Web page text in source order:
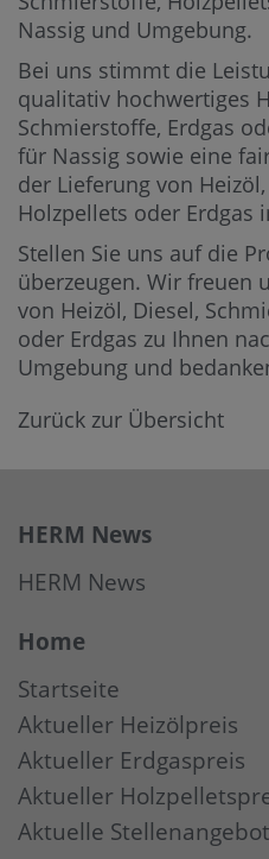
Nassig und Umgebung.
Bei uns stimmt die
qualitativ hochwertiges
Schmierstoffe, Erdgas
für Nassig sowie eine
der Lieferung von
Holzpellets oder Erdgas
Stellen Sie uns auf die
überzeugen. Wir freuen
von Heizöl, Diesel,
oder Erdgas zu Ihnen
Umgebung und
Zurück zur Übersicht
HERM News
HERM News
Home
Startseite
Aktueller Heizölpreis
Aktueller Erdgaspreis
Aktueller
Aktuelle